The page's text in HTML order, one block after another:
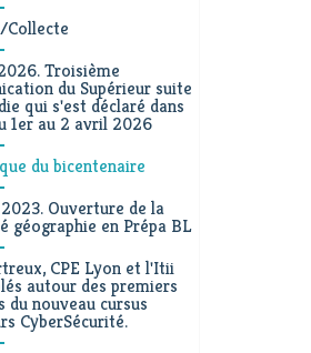
Collecte
Troisième
du Supérieur suite
qui s'est déclaré dans
1er au 2 avril 2026
du bicentenaire
Ouverture de la
géographie en Prépa BL
CPE Lyon et l'Itii
autour des premiers
du nouveau cursus
CyberSécurité.